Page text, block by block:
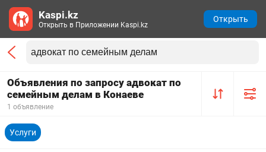
Объявления по запросу адвокат по
семейным делам в Конаеве
1 объявление
Услуги
Kaspi.kz
Открыть в Приложении Kaspi.kz
Открыть